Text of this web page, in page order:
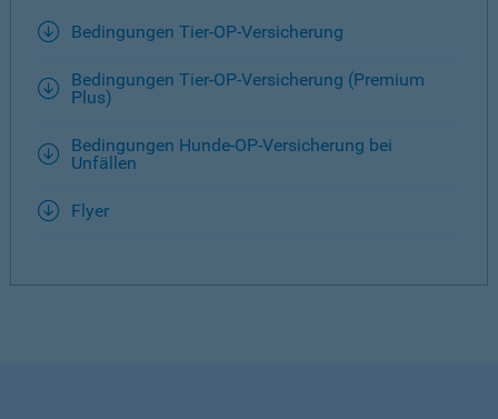
Bedingungen Tier-OP-Versicherung
Bedingungen Tier-OP-Versicherung (Premium
Plus)
Bedingungen Hunde-OP-Versicherung bei
Unfällen
Flyer